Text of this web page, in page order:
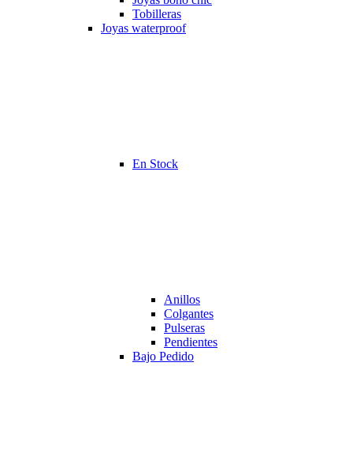
Tobilleras
Joyas waterproof
En Stock
Anillos
Colgantes
Pulseras
Pendientes
Bajo Pedido